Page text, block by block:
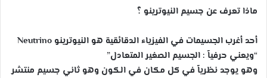
ماذا تعرف عن جسيم النيوترينو ؟
أحد أغرب الجسيمات في الفيزياء الدقائقية هو النيوترينو Neutrino
“ويعني حرفياً : الجسيم الصغير المتعادل”
وهو يوجد نظرياً في كل مكان في الكون وهو ثاني جسيم منتشر